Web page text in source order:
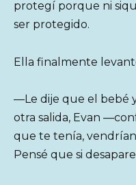
protegí porque ni
ser protegido.
Ella finalmente
—Le dije que el bebé
otra salida, Evan
que te tenía,
Pensé que si